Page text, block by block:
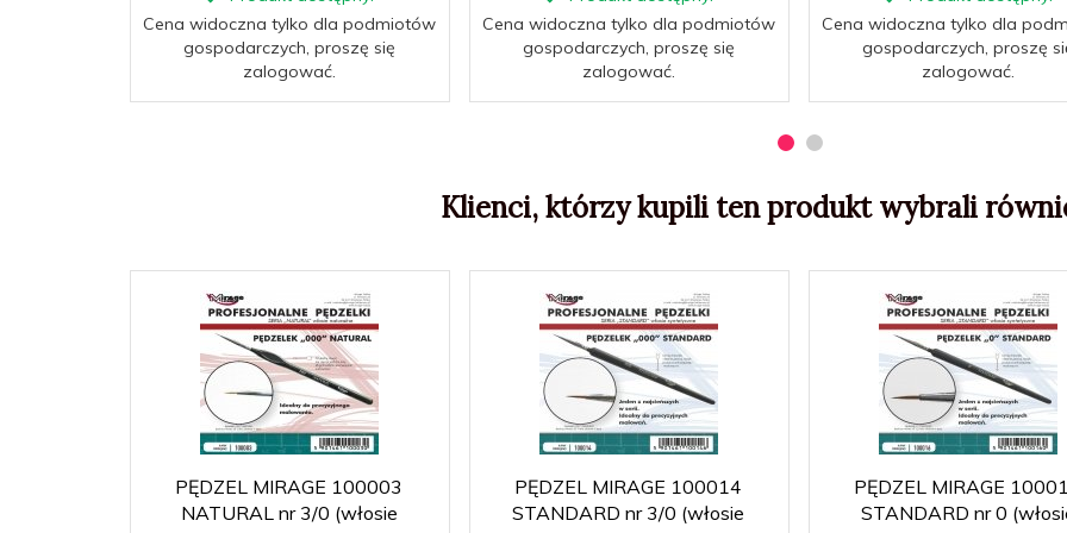
Cena widoczna tylko dla podmiotów
gospodarczych, proszę się
zalogować.
Cena widoczna tylko dla podmiotów
gospodarczych, proszę się
zalogować.
Cena widoczna tylko dla
gospodarczych, proszę
zalogować.
Klienci, którzy kupili ten produkt wybrali
PĘDZEL MIRAGE 100003
NATURAL nr 3/0 (włosie
PĘDZEL MIRAGE 100014
STANDARD nr 3/0 (włosie
PĘDZEL MIRAGE
STANDARD nr 0